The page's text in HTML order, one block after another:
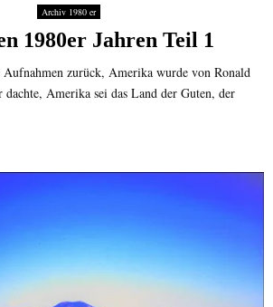
Archiv 1980 er
1980er Jahren Teil 1
Aufnahmen zurück, Amerika wurde von Ronald
dachte, Amerika sei das Land der Guten, der